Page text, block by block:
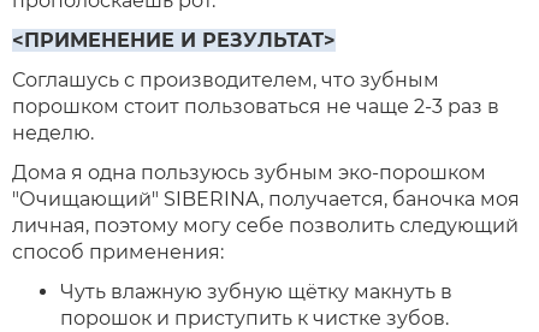
<ПРИМЕНЕНИЕ И РЕЗУЛЬТАТ>
Соглашусь с производителем, что зубным
порошком стоит пользоваться не чаще 2-3 раз в
неделю.
Дома я одна пользуюсь зубным эко-порошком
"Очищающий" SIBERINA, получается, баночка моя
личная, поэтому могу себе позволить следующий
способ применения:
Чуть влажную зубную щётку макнуть в
порошок и приступить к чистке зубов.